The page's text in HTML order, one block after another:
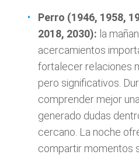
Perro (1946, 1958,
2018, 2030): la
acercamientos
fortalecer relaciones
pero significativos.
comprender mejor
generado dudas
cercano. La noche
compartir momentos